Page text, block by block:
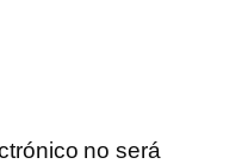
no será